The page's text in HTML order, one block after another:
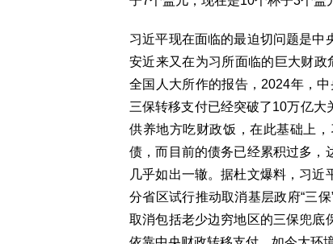
习近平现在面临的最迫切问题是中
安近来又在为习所面临的巨大财
全国人大所作的报告，2024年，
三保转移支付已经突破了10万亿
供养地方吃财政饭，在此基础上
债，而目前的债务已经累积过多，
几乎如出一辙。据杜文爆料，习
分省区试行推动取消基层政府“三
取消包括老少边穷地区的三保兜底